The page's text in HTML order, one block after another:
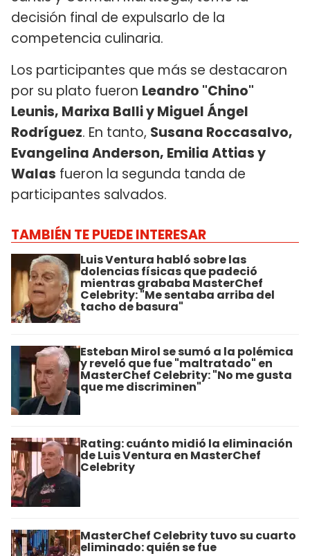
decisión final de expulsarlo de la
competencia culinaria.
Los participantes que más se destacaron
por su plato fueron Leandro "Chino"
Leunis, Marixa Balli y Miguel Ángel
Rodríguez. En tanto, Susana Roccasalvo,
Evangelina Anderson, Emilia Attias y
Walas fueron la segunda tanda de
participantes salvados.
TAMBIÉN TE PUEDE INTERESAR
Luis Ventura habló sobre las
dolencias físicas que padeció
mientras grababa MasterChef
Celebrity: "Me sentaba arriba del
tacho de basura"
Esteban Mirol se sumó a la polémica
y reveló que fue "maltratado" en
MasterChef Celebrity: "No me gusta
que me discriminen"
Rating: cuánto midió la eliminación
de Luis Ventura en MasterChef
Celebrity
MasterChef Celebrity tuvo su cuarto
eliminado: quién se fue